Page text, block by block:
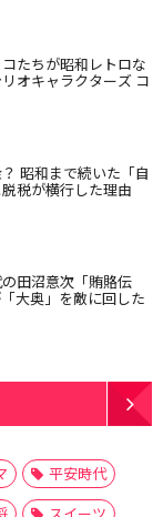
たちが昭和レトロな
オキャラクターズ コ
昭和まで続いた「自
税が横行した理由
田沼意次「賄賂伝
大奥」を敵に回した
平安時代